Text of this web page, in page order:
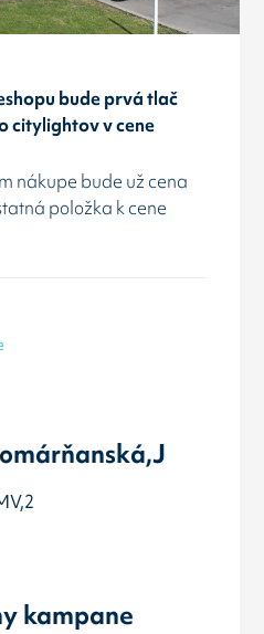
bude prvá tlač
citylightov v cene
nákupe bude už cena
položka k cene
kampane